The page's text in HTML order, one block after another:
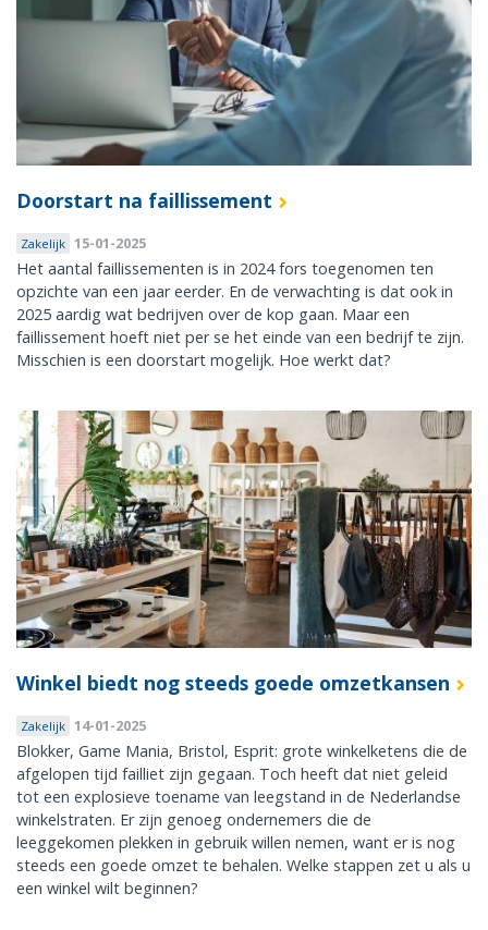
Doorstart na faillissement
Zakelijk 15-01-2025
Het aantal faillissementen is in 2024 fors toegenomen ten
opzichte van een jaar eerder. En de verwachting is dat ook in
2025 aardig wat bedrijven over de kop gaan. Maar een
faillissement hoeft niet per se het einde van een bedrijf te zijn.
Misschien is een doorstart mogelijk. Hoe werkt dat?
Winkel biedt nog steeds goede omzetkansen
Zakelijk 14-01-2025
Blokker, Game Mania, Bristol, Esprit: grote winkelketens die de
afgelopen tijd failliet zijn gegaan. Toch heeft dat niet geleid
tot een explosieve toename van leegstand in de Nederlandse
winkelstraten. Er zijn genoeg ondernemers die de
leeggekomen plekken in gebruik willen nemen, want er is nog
steeds een goede omzet te behalen. Welke stappen zet u als u
een winkel wilt beginnen?